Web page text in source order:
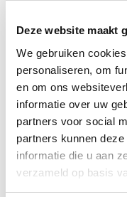
Deze website maakt
We gebruiken
personaliseren, om
en om ons
informatie over uw
partners voor social
partners kunnen
informatie die u aan
verzameld op basis
dichtbij
Met 60+
met onze XL
TravelXL@Home en
klaar.
• Ontzorgen van A-Z
Bespaar tijd en stress
TravelXL